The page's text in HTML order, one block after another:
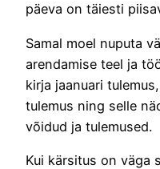
päeva on täiesti
Samal moel nuputa
arendamise teel ja
kirja jaanuari
tulemus ning selle
võidud ja tulemused.
Kui kärsitus on väga